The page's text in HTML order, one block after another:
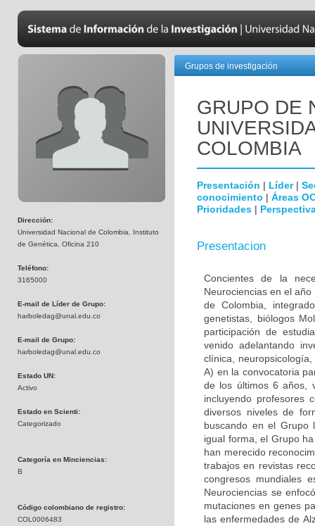
Dirección:
Universidad Nacional de Colombia, Instituto
de Genética, Oficina 210
Teléfono:
3165000
E-mail de Líder de Grupo:
harboledag@unal.edu.co
E-mail de Grupo:
harboledag@unal.edu.co
Estado UN:
Activo
Estado en Scienti:
Categorizado
Categoría en Minciencias:
B
Código colombiano de registro:
COL0006483
Grupos de investigación
GRUPO DE
COLOMBIA
Presentación | Líder|
conocimiento | Áreas
Prioridades |
Presentacion
Concientes de la
Neurociencias en el
de Colombia,
genetistas, biólogos
participación de
venido adelantando
clínica,
A) en la convocatoria
de los últimos 6 años,
incluyendo profesores
diversos niveles de
buscando en el Grupo
igual forma, el Grupo
han merecido
trabajos en revistas
congresos mundiales
Neurociencias se
mutaciones en genes
las enfermedades de